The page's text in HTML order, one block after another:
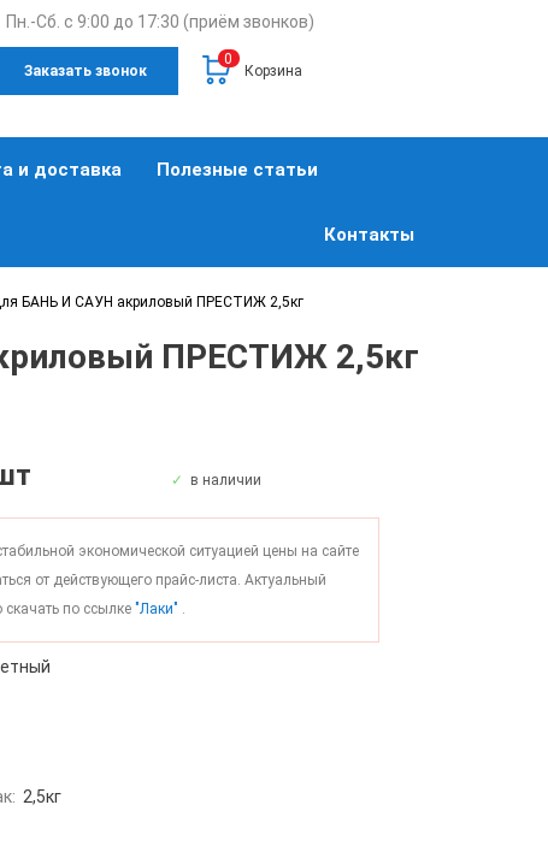
Пн.-Сб. с 9:00 до 17:30 (приём звонков)
Заказать звонок Корзина
0
и доставка Полезные статьи
Контакты
БАНЬ И САУН акриловый ПРЕСТИЖ 2,5кг
ПРЕСТИЖ 2,5кг
в наличии
экономической ситуацией цены на сайте
от действующего прайс-листа. Актуальный
по ссылке"Лаки" .
2,5кг